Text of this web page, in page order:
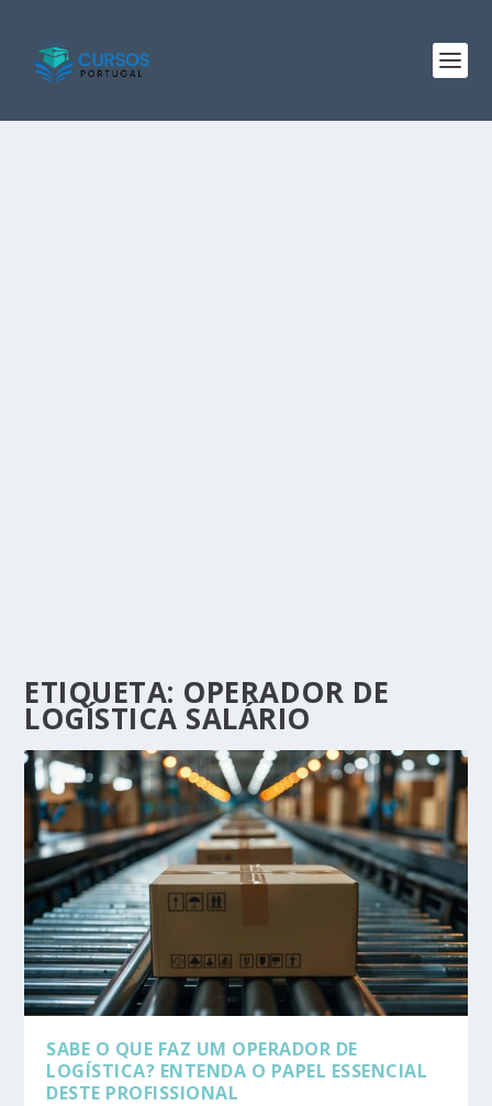
ETIQUETA: OPERADOR DE
LOGÍSTICA SALÁRIO
SABE O QUE FAZ UM OPERADOR DE
LOGÍSTICA? ENTENDA O PAPEL ESSENCIAL
DESTE PROFISSIONAL